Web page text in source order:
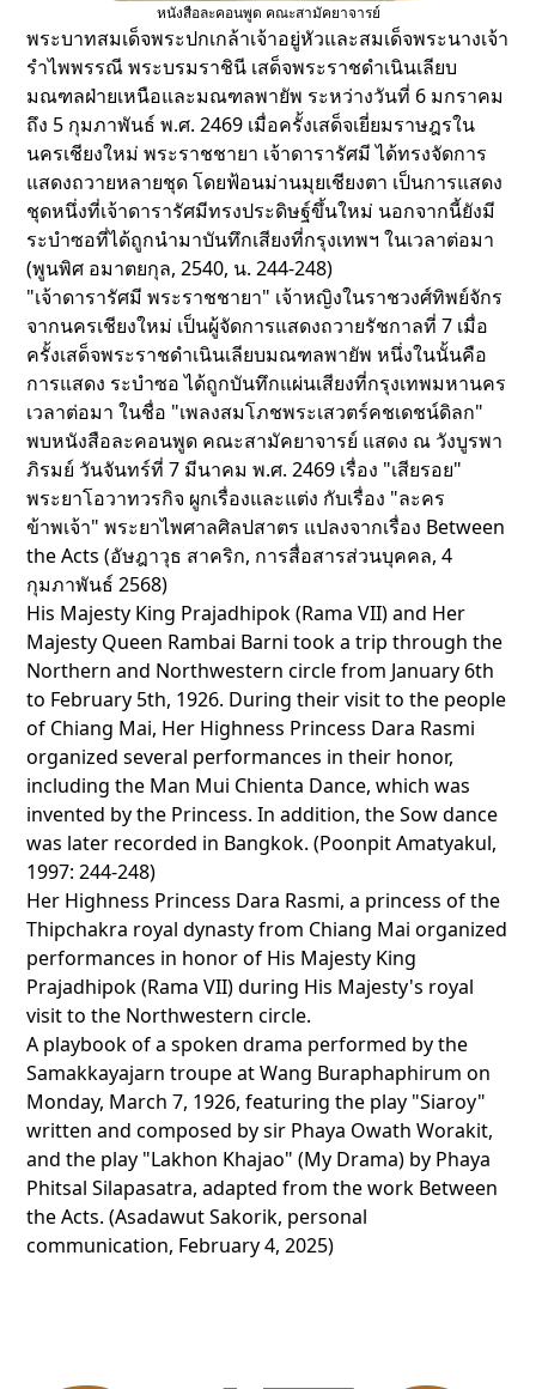
พระบาทสมเด็จพระปกเกล้าเจ้าอยู่หัวและสมเด็จพระนางเจ้า
รำไพพรรณี พระบรมราชินี เสด็จพระราชดำเนินเลียบ
มณฑลฝ่ายเหนือและมณฑลพายัพ ระหว่างวันที่ 6 มกราคม
ถึง 5 กุมภาพันธ์ พ.ศ. 2469 เมื่อครั้งเสด็จเยี่ยมราษฎรใน
นครเชียงใหม่ พระราชชายา เจ้าดารารัศมี ได้ทรงจัดการ
แสดงถวายหลายชุด โดยฟ้อนม่านมุยเชียงตา เป็นการแสดง
ชุดหนึ่งที่เจ้าดารารัศมีทรงประดิษฐ์ขึ้นใหม่ นอกจากนี้ยังมี
ระบำซอที่ได้ถูกนำมาบันทึกเสียงที่กรุงเทพฯ ในเวลาต่อมา
(พูนพิศ อมาตยกุล, 2540, น. 244-248)
"เจ้าดารารัศมี พระราชชายา" เจ้าหญิงในราชวงศ์ทิพย์จักร
จากนครเชียงใหม่ เป็นผู้จัดการแสดงถวายรัชกาลที่ 7 เมื่อ
ครั้งเสด็จพระราชดำเนินเลียบมณฑลพายัพ หนึ่งในนั้นคือ
การแสดง ระบำซอ ได้ถูกบันทึกแผ่นเสียงที่กรุงเทพมหานคร
เวลาต่อมา ในชื่อ "เพลงสมโภชพระเสวตร์คชเดชน์ดิลก"
พบหนังสือละคอนพูด คณะสามัคยาจารย์ แสดง ณ วังบูรพา
ภิรมย์ วันจันทร์ที่ 7 มีนาคม พ.ศ. 2469 เรื่อง "เสียรอย"
พระยาโอวาทวรกิจ ผูกเรื่องและแต่ง กับเรื่อง "ละคร
ข้าพเจ้า" พระยาไพศาลศิลปสาตร แปลงจากเรื่อง Between
the Acts (อัษฎาวุธ สาคริก, การสื่อสารส่วนบุคคล, 4
กุมภาพันธ์ 2568)
His Majesty King Prajadhipok (Rama VII) and Her
Majesty Queen Rambai Barni took a trip through the
Northern and Northwestern circle from January 6th
to February 5th, 1926. During their visit to the people
of Chiang Mai, Her Highness Princess Dara Rasmi
organized several performances in their honor,
including the Man Mui Chienta Dance, which was
invented by the Princess. In addition, the Sow dance
was later recorded in Bangkok. (Poonpit Amatyakul,
1997: 244-248)
Her Highness Princess Dara Rasmi, a princess of the
Thipchakra royal dynasty from Chiang Mai organized
performances in honor of His Majesty King
Prajadhipok (Rama VII) during His Majesty's royal
visit to the Northwestern circle.
A playbook of a spoken drama performed by the
Samakkayajarn troupe at Wang Buraphaphirum on
Monday, March 7, 1926, featuring the play "Siaroy"
written and composed by sir Phaya Owath Worakit,
and the play "Lakhon Khajao" (My Drama) by Phaya
Phitsal Silapasatra, adapted from the work Between
the Acts. (Asadawut Sakorik, personal
communication, February 4, 2025)
หนังสือละคอนพูด คณะสามัคยาจารย์